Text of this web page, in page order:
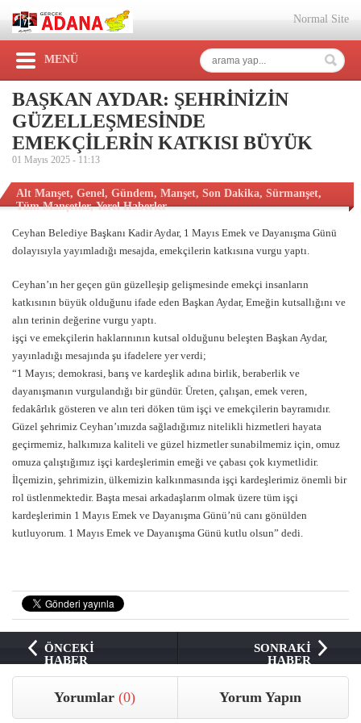
Normal Site
MENÜ
BAŞKAN AYDAR: ŞEHRİNİZİN
GÜZELLEŞMESİNDE
EMEKÇİLERİN KATKISI BÜYÜK
01 Mayıs 2025 - 11:13
Alt Manşet, Genel, Gündem, Manşet, Son Dakika, Sürmanşet,
Tüm Manşetler,Yerel Haberler
Ceyhan Belediye Başkanı Kadir Aydar, 1 Mayıs Emek ve Dayanışma Günü
dolayısıyla yayımladığı mesajda, emekçilerin katkısına vurgu yaptı.
Ceyhan’ın her geçen gün güzelleşip gelişmesinde emekçi insanların
katkısının büyük olduğunu ifade eden Başkan Aydar, Emeğin kutsallığını ve
alın terinin değerine vurgu yaptı.
işçi ve emekçilerin haklarınının kutsal olduğunu beleşten Başkan Aydar,
yayınladığı mesajında şu ifadelere yer verdi;
“1 Mayıs; demokrasi, barış ve kardeşlik adına birlik, beraberlik ve
dayanışmanın vurgulandığı bir gündür. Üreten, çalışan, emek veren,
fedakârlık gösteren ve alın teri döken tüm işçi ve emekçilerin bayramıdır.
Güzel şehrimiz Ceyhan’ımızda sağladığımız nitelikli hizmetleri hayata
geçirmemiz, halkımıza kaliteli ve güzel hizmetler sunabilmemiz için, omuz
omuza çalıştığımız işçi kardeşlerimin emeği ve çabası çok kıymetlidir.
İlçemizin, şehrimizin, ülkemizin kalkınmasında işçi kardeşlerimiz önemli bir
rol üstlenmektedir. Başta mesai arkadaşlarım olmak üzere tüm işçi
kardeşlerimin 1 Mayıs Emek ve Dayanışma Günü’nü canı gönülden
kutluyorum. 1 Mayıs Emek ve Dayanışma Günü kutlu olsun” dedi.
ÖNCEKİ
HABER
SONRAKİ
HABER
Yorumlar(0) Yorum Yapın